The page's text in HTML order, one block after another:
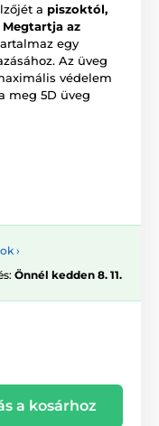
a piszoktól,
Megtartja az
egy
Az üveg
védelem
meg 5D üveg
›
Önnél kedden 8. 11.
a kosárhoz